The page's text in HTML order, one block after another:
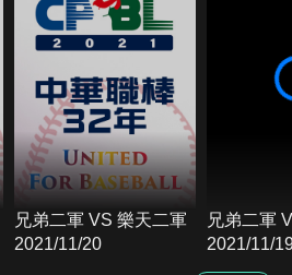
兄弟二軍 VS 樂天二軍
2021/11/20
兄弟二軍
2021/11/